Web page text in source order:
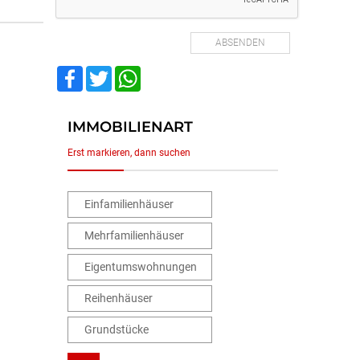
Facebook
TwitterWhatsApp
IMMOBILIENART
Erst markieren, dann suchen
Einfamilienhäuser
Mehrfamilienhäuser
Eigentumswohnungen
Reihenhäuser
Grundstücke